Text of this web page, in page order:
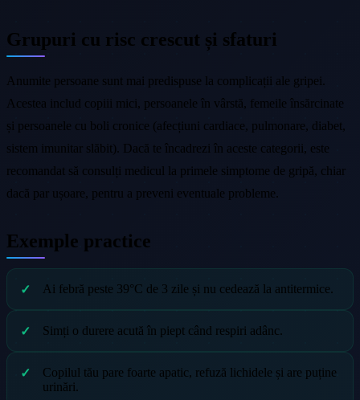
Grupuri cu risc crescut și sfaturi
Anumite persoane sunt mai predispuse la complicații ale gripei.
Acestea includ copiii mici, persoanele în vârstă, femeile însărcinate
și persoanele cu boli cronice (afecțiuni cardiace, pulmonare, diabet,
sistem imunitar slăbit). Dacă te încadrezi în aceste categorii, este
recomandat să consulți medicul la primele simptome de gripă, chiar
dacă par ușoare, pentru a preveni eventuale probleme.
Exemple practice
Ai febră peste 39°C de 3 zile și nu cedează la antitermice.
Simți o durere acută în piept când respiri adânc.
Copilul tău pare foarte apatic, refuză lichidele și are puține
urinări.